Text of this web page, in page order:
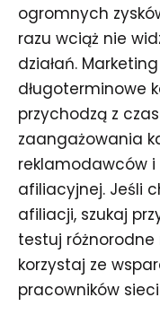
ogromnych
razu wciąż nie
działań.
długoterminowe
przychodzą z
zaangażowania
reklamodawców
afiliacyjnej. Jeśli
afiliacji, szukaj
testuj różnorodne
korzystaj ze
pracowników